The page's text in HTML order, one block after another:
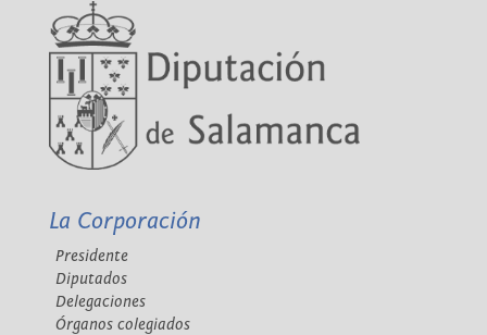
La Corporación
Presidente
Diputados
Delegaciones
Órganos colegiados